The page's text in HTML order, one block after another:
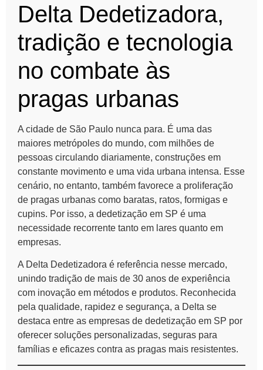
Delta Dedetizadora,
tradição e tecnologia
no combate às
pragas urbanas
A cidade de São Paulo nunca para. É uma das
maiores metrópoles do mundo, com milhões de
pessoas circulando diariamente, construções em
constante movimento e uma vida urbana intensa. Esse
cenário, no entanto, também favorece a proliferação
de pragas urbanas como baratas, ratos, formigas e
cupins. Por isso, a dedetização em SP é uma
necessidade recorrente tanto em lares quanto em
empresas.
A Delta Dedetizadora é referência nesse mercado,
unindo tradição de mais de 30 anos de experiência
com inovação em métodos e produtos. Reconhecida
pela qualidade, rapidez e segurança, a Delta se
destaca entre as empresas de dedetização em SP por
oferecer soluções personalizadas, seguras para
famílias e eficazes contra as pragas mais resistentes.